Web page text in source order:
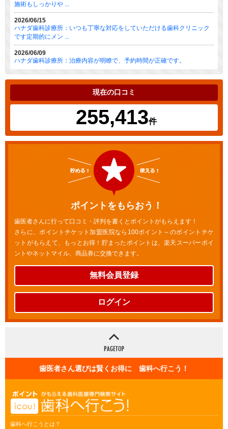
施術もしっかりや ...
2026/06/15
ハナダ歯科診療所：いつも丁寧な対応をしていただける歯科クリニック
です定期的にメン ...
2026/06/09
ハナダ歯科診療所：治療内容が明瞭で、予約時間が正確です。
現在の口コミ
255,413件
ポイントをもらおう！
歯医者さんに行って口コミ・評判を書くとポイントがもらえます！
さらに、ポイントチケット加盟医院なら100ポイント～のポイントチケ
ットがもらえて、もっとお得！貯まったポイントは、楽天スーパーポイ
ントやネットマイル、商品券に交換できます。
無料会員登録
ログイン
歯医者さん選びは賢くお得に 歯科へ行こう！
歯科へ行こうとは？